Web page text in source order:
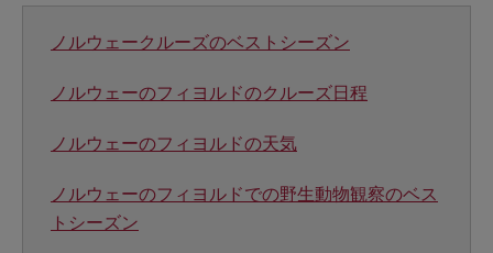
ノルウェークルーズのベストシーズン
ノルウェーのフィヨルドのクルーズ日程
ノルウェーのフィヨルドの天気
ノルウェーのフィヨルドでの野生動物観察のベス
トシーズン